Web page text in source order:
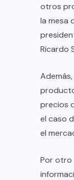
otros
la mesa
Ricardo
precios
el caso
el
Por otro